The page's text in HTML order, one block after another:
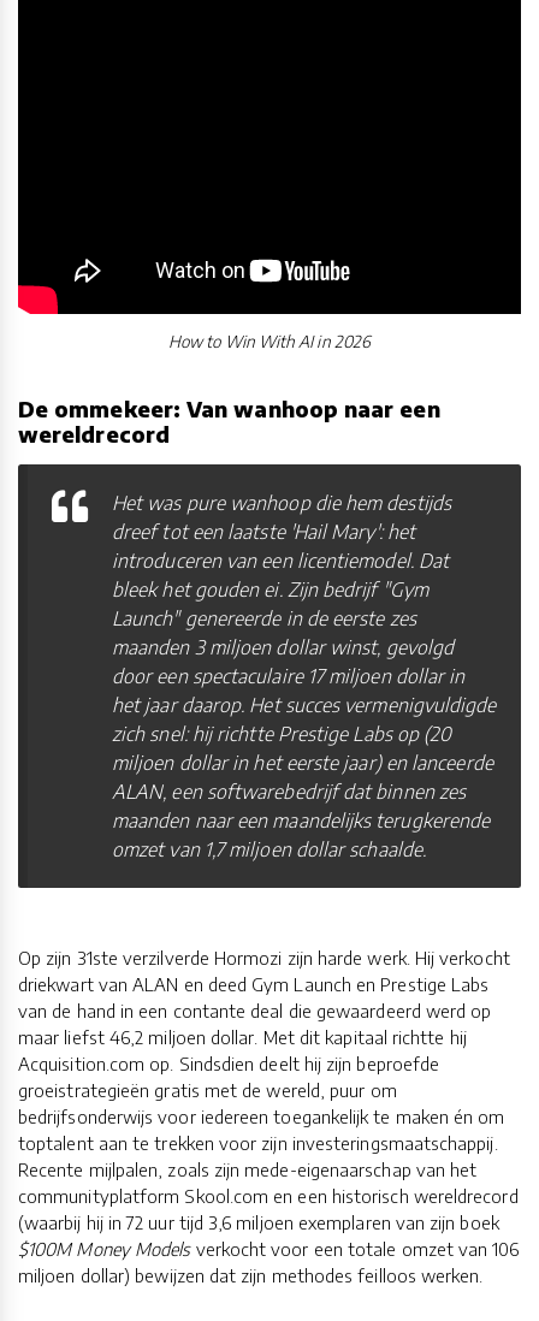
How to Win With AI in 2026
De ommekeer: Van wanhoop naar een
wereldrecord
Het was pure wanhoop die hem destijds
dreef tot een laatste 'Hail Mary': het
introduceren van een licentiemodel. Dat
bleek het gouden ei. Zijn bedrijf "Gym
Launch" genereerde in de eerste zes
maanden 3 miljoen dollar winst, gevolgd
door een spectaculaire 17 miljoen dollar in
het jaar daarop. Het succes vermenigvuldigde
zich snel: hij richtte Prestige Labs op (20
miljoen dollar in het eerste jaar) en lanceerde
ALAN, een softwarebedrijf dat binnen zes
maanden naar een maandelijks terugkerende
omzet van 1,7 miljoen dollar schaalde.
Op zijn 31ste verzilverde Hormozi zijn harde werk. Hij verkocht
driekwart van ALAN en deed Gym Launch en Prestige Labs
van de hand in een contante deal die gewaardeerd werd op
maar liefst 46,2 miljoen dollar. Met dit kapitaal richtte hij
Acquisition.com op. Sindsdien deelt hij zijn beproefde
groeistrategieën gratis met de wereld, puur om
bedrijfsonderwijs voor iedereen toegankelijk te maken én om
toptalent aan te trekken voor zijn investeringsmaatschappij.
Recente mijlpalen, zoals zijn mede-eigenaarschap van het
communityplatform Skool.com en een historisch wereldrecord
(waarbij hij in 72 uur tijd 3,6 miljoen exemplaren van zijn boek
$100M Money Modelsverkocht voor een totale omzet van 106
miljoen dollar) bewijzen dat zijn methodes feilloos werken.